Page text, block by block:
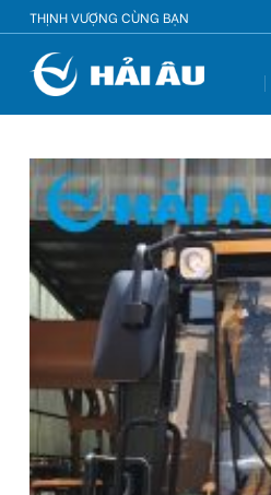
Skip
to
content
THỊNH VƯỢNG CÙNG BẠN